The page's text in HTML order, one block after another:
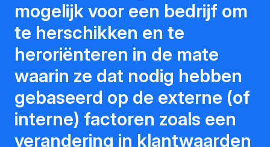
mogelijk voor een bedrijf om
te herschikken en te
heroriënteren in de mate
waarin ze dat nodig hebben
gebaseerd op de externe (of
interne) factoren zoals een
verandering in klantwaarden